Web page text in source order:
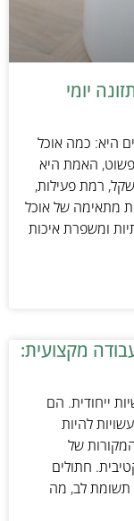
יומי
היא: כמה אוכל
האמת היא
רמת פעילות,
מתאימה של אוכל
ומשפרת איכות
מקצועית:
ייחודית. הם
להיות
של
חתולים
תשומת לב, מה